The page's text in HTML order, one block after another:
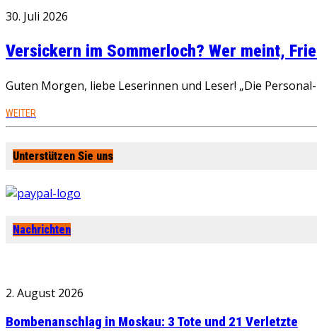
30. Juli 2026
Versickern im Sommerloch? Wer meint,
Guten Morgen, liebe Leserinnen und Leser! „Die
WEITER
Unterstützen Sie uns
Nachrichten
2. August 2026
Bombenanschlag in Moskau: 3 Tote und 21 Verletzte